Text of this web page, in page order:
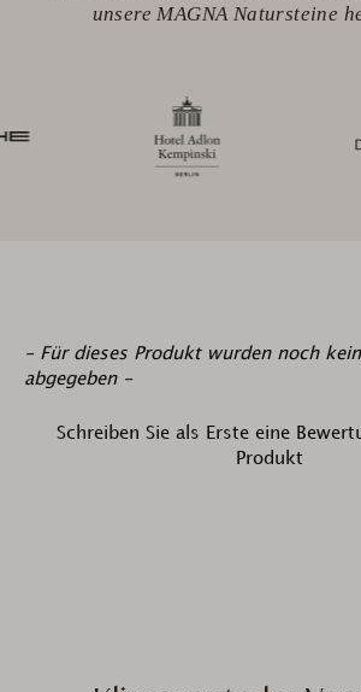
unsere MAGNA Natursteine
- Für dieses Produkt wurden noch
abgegeben -
Schreiben Sie als Erste eine
Produkt
New content loaded